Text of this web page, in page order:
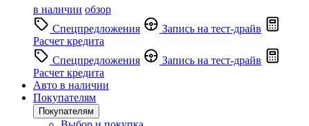
в наличии обзор
Спецпредложения
Запись на тест-драйв
Расчет кредита
Спецпредложения
Запись на тест-драйв
Расчет кредита
Авто в наличии
Покупателям
Покупателям